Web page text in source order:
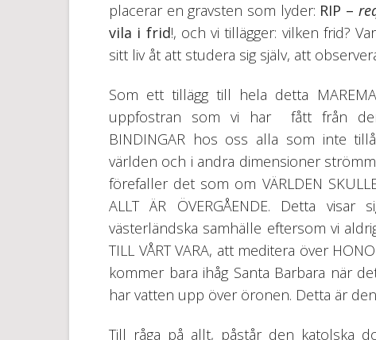
placerar en gravsten som lyder: RIP –
vila i frid!, och vi tillägger: vilken frid?
sitt liv åt att studera sig själv, att
Som ett tillägg till hela detta
uppfostran som vi har fått från den
BINDINGAR hos oss alla som inte
världen och i andra dimensioner
förefaller det som om VÄRLDEN
ALLT ÄR ÖVERGÅENDE. Detta
västerländska samhälle eftersom vi
TILL VÅRT VARA, att meditera över
kommer bara ihåg Santa Barbara när
har vatten upp över öronen. Detta är
Till råga på allt, påstår den katolska